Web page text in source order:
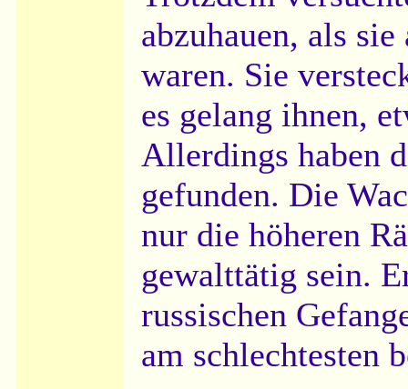
abzuhauen, als
waren. Sie
es gelang ihnen,
Allerdings haben
gefunden. Die
nur die höheren
gewalttätig sein.
russischen
am schlechtesten